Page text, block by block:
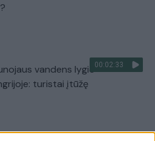
00:02:33
vandens lygio –
turistai įtūžę